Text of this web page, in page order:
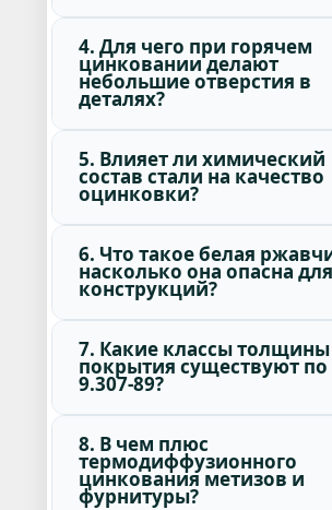
4. Для чего при горячем
цинковании делают
небольшие отверстия в
деталях?
5. Влияет ли химический
состав стали на качество
оцинковки?
6. Что такое белая
насколько она опасна для
конструкций?
7. Какие классы толщины
покрытия существуют
9.307-89?
8. В чем плюс
термодиффузионного
цинкования метизов и
фурнитуры?